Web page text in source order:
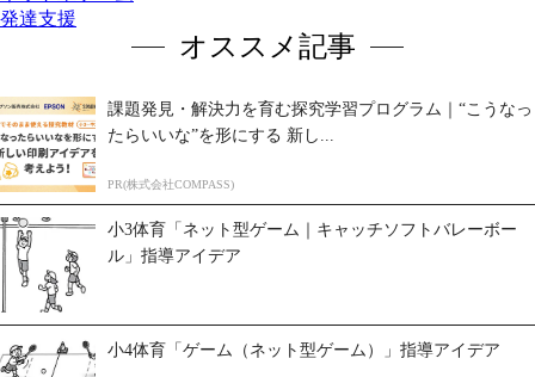
発達支援
オススメ記事
課題発見・解決力を育む探究学習プログラム｜“こうなっ
たらいいな”を形にする 新し...
PR(株式会社COMPASS)
小3体育「ネット型ゲーム｜キャッチソフトバレーボー
ル」指導アイデア
小4体育「ゲーム（ネット型ゲーム）」指導アイデア